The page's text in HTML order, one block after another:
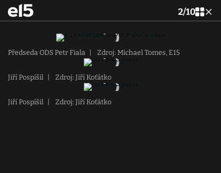
2/10
Předseda ODS Petr Fiala Zdroj: Michael Tomes, E15
Jiří Pospíšil Zdroj: Jiří Koťátko
Jiří Pospíšil Zdroj: Jiří Koťátko